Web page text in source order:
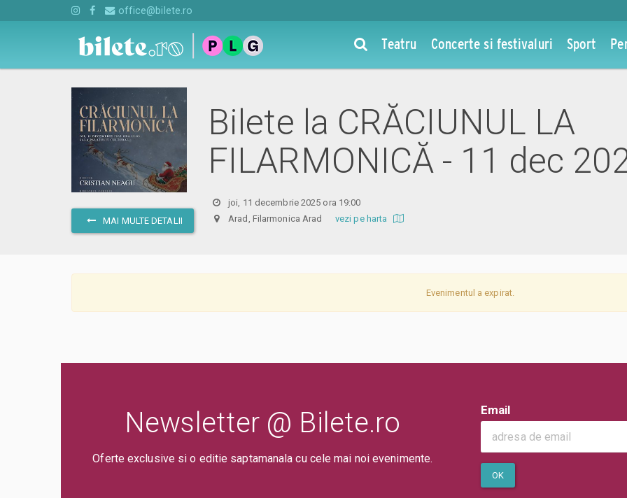
office@bilete.ro
Teatru Concerte si festivaluri Sport
MAI MULTE DETALII
Bilete la CRĂCIUNUL LA
FILARMONICĂ - 11 dec
joi, 11 decembrie 2025 ora 19:00
Arad, Filarmonica Arad vezi pe harta
Evenimentul a expirat.
Newsletter @ Bilete.ro
Oferte exclusive si o editie saptamanala cu cele mai noi evenimente.
Email
OK